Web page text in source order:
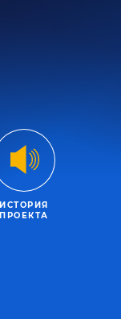
ИСТОРИЯ
ПРОЕКТА